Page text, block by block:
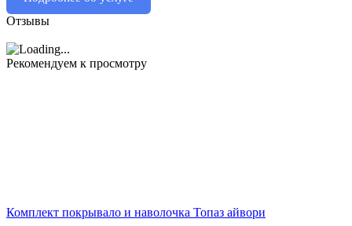
Отзывы
Рекомендуем к просмотру
Комплект покрывало и наволочка Топаз айвори